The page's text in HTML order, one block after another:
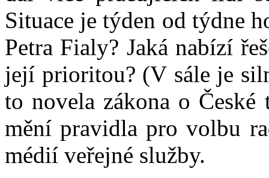
Situace je týden od týdne
Petra Fialy? Jaká nabízí
její prioritou? (V sále je
to novela zákona o České
mění pravidla pro volbu
médií veřejné služby.